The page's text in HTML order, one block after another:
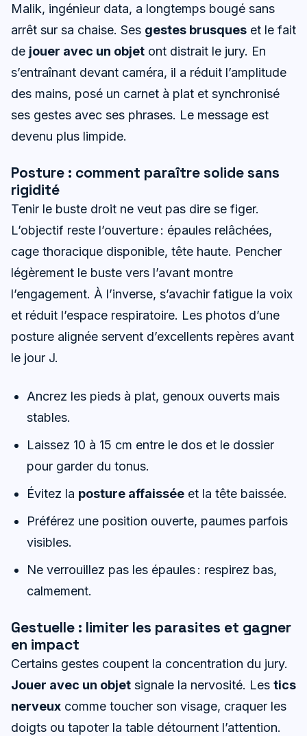
Malik, ingénieur data, a longtemps bougé sans
arrêt sur sa chaise. Ses gestes brusques et le fait
de jouer avec un objet ont distrait le jury. En
s’entraînant devant caméra, il a réduit l’amplitude
des mains, posé un carnet à plat et synchronisé
ses gestes avec ses phrases. Le message est
devenu plus limpide.
Posture : comment paraître solide sans
rigidité
Tenir le buste droit ne veut pas dire se figer.
L’objectif reste l’ouverture : épaules relâchées,
cage thoracique disponible, tête haute. Pencher
légèrement le buste vers l’avant montre
l’engagement. À l’inverse, s’avachir fatigue la voix
et réduit l’espace respiratoire. Les photos d’une
posture alignée servent d’excellents repères avant
le jour J.
Ancrez les pieds à plat, genoux ouverts mais
stables.
Laissez 10 à 15 cm entre le dos et le dossier
pour garder du tonus.
Évitez la posture affaissée et la tête baissée.
Préférez une position ouverte, paumes parfois
visibles.
Ne verrouillez pas les épaules : respirez bas,
calmement.
Gestuelle : limiter les parasites et gagner
en impact
Certains gestes coupent la concentration du jury.
Jouer avec un objet signale la nervosité. Les tics
nerveux comme toucher son visage, craquer les
doigts ou tapoter la table détournent l’attention.